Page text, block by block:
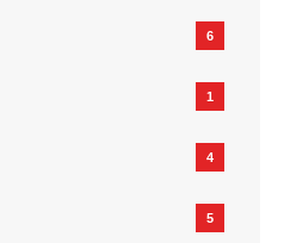
6
1
4
5